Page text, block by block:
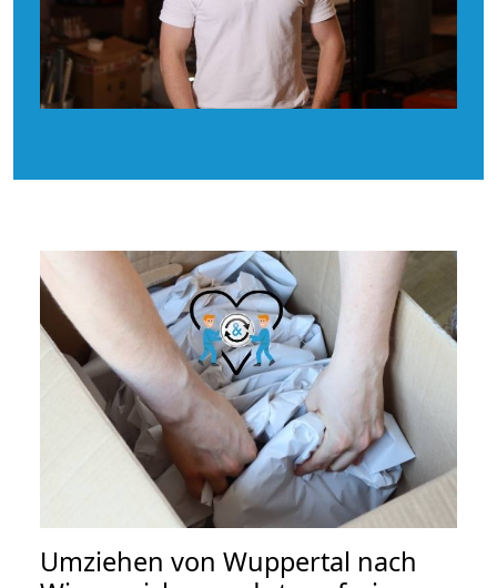
Umziehen von Wuppertal nach